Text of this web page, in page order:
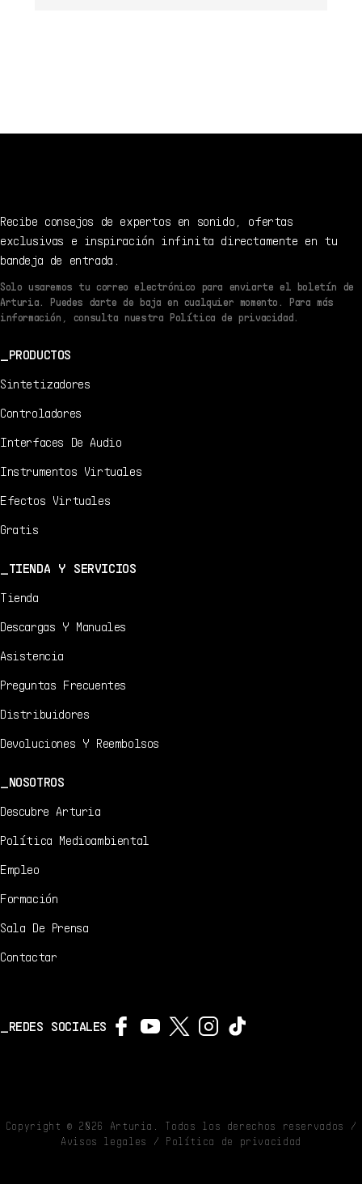
Recibe consejos de expertos en sonido, ofertas
exclusivas e inspiración infinita directamente en tu
bandeja de entrada.
Solo usaremos tu correo electrónico para enviarte el boletín de
Arturia. Puedes darte de baja en cualquier momento. Para más
información, consulta nuestra Política de privacidad.
PRODUCTOS
Sintetizadores
Controladores
Interfaces De Audio
Instrumentos Virtuales
Efectos Virtuales
Gratis
TIENDA Y SERVICIOS
Tienda
Descargas Y Manuales
Asistencia
Preguntas Frecuentes
Distribuidores
Devoluciones Y Reembolsos
NOSOTROS
Descubre Arturia
Política Medioambiental
Empleo
Formación
Sala De Prensa
Contactar
REDES SOCIALES
Copyright © 2026
Arturia. Todos los derechos reservados /
Avisos legales
/ Política de privacidad